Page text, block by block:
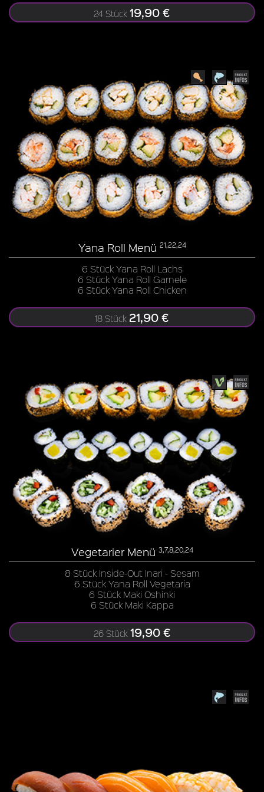
24 Stück 19,90 €
Yana Roll Menü 21,22,24
6 Stück Yana Roll Lachs
6 Stück Yana Roll Garnele
6 Stück Yana Roll Chicken
18 Stück 21,90 €
Vegetarier Menü 3,7,8,20,24
8 Stück Inside-Out Inari - Sesam
6 Stück Yana Roll Vegetaria
6 Stück Maki Oshinki
6 Stück Maki Kappa
26 Stück 19,90 €